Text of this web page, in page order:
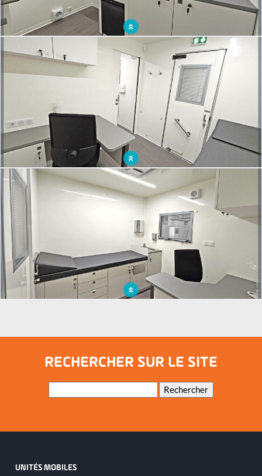
Un médico-bus pour sensibiliser et dépister les patients au plus proche du terrain
La médecine préventive dans un médico-bus pour aller vers les populations
RECHERCHER SUR LE SITE
Mots-
Rechercher
UNITÉS MOBILES